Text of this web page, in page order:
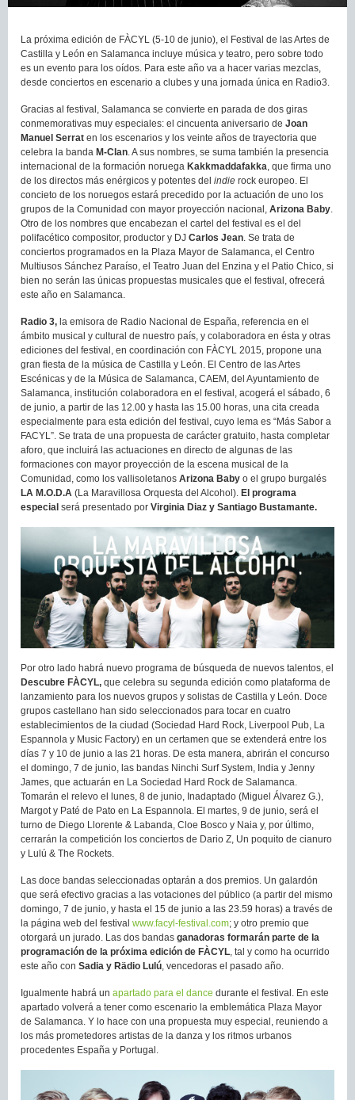
La próxima edición de FÀCYL (5-10 de junio), el Festival de las Artes de
Castilla y León en Salamanca incluye música y teatro, pero sobre todo
es un evento para los oídos. Para este año va a hacer varias mezclas,
desde conciertos en escenario a clubes y una jornada única en Radio3.
Gracias al festival, Salamanca se convierte en parada de dos giras
conmemorativas muy especiales: el cincuenta aniversario de Joan
Manuel Serrat en los escenarios y los veinte años de trayectoria que
celebra la banda M-Clan . A sus nombres, se suma también la presencia
internacional de la formación noruega Kakkmaddafakka , que firma uno
de los directos más enérgicos y potentes del indie rock europeo. El
concieto de los noruegos estará precedido por la actuación de uno los
grupos de la Comunidad con mayor proyección nacional, Arizona Baby
Otro de los nombres que encabezan el cartel del festival es el del
polifacético compositor, productor y DJ Carlos Jean . Se trata de
conciertos programados en la Plaza Mayor de Salamanca, el Centro
Multiusos Sánchez Paraíso, el Teatro Juan del Enzina y el Patio Chico, si
bien no serán las únicas propuestas musicales que el festival, ofrecerá
este año en Salamanca.
Radio 3, la emisora de Radio Nacional de España, referencia en el
ámbito musical y cultural de nuestro país, y colaboradora en ésta y otras
ediciones del festival, en coordinación con FÀCYL 2015, propone una
gran fiesta de la música de Castilla y León. El Centro de las Artes
Escénicas y de la Música de Salamanca, CAEM, del Ayuntamiento de
Salamanca, institución colaboradora en el festival, acogerá el sábado, 6
de junio, a partir de las 12.00 y hasta las 15.00 horas, una cita creada
especialmente para esta edición del festival, cuyo lema es “Más Sabor a
FACYL”. Se trata de una propuesta de carácter gratuito, hasta completar
aforo, que incluirá las actuaciones en directo de algunas de las
formaciones con mayor proyección de la escena musical de la
Comunidad, como los vallisoletanos Arizona Baby o el grupo burgalés
LA M.O.D.A (La Maravillosa Orquesta del Alcohol). El programa
especial será presentado por Virginia Diaz y Santiago Bustamante.
Por otro lado habrá nuevo programa de búsqueda de nuevos talentos, el
Descubre FÀCYL, que celebra su segunda edición como plataforma de
lanzamiento para los nuevos grupos y solistas de Castilla y León. Doce
grupos castellano han sido seleccionados para tocar en cuatro
establecimientos de la ciudad (Sociedad Hard Rock, Liverpool Pub, La
Espannola y Music Factory) en un certamen que se extenderá entre los
días 7 y 10 de junio a las 21 horas. De esta manera, abrirán el concurso
el domingo, 7 de junio, las bandas Ninchi Surf System, India y Jenny
James, que actuarán en La Sociedad Hard Rock de Salamanca.
Tomarán el relevo el lunes, 8 de junio, Inadaptado (Miguel Álvarez G.),
Margot y Paté de Pato en La Espannola. El martes, 9 de junio, será el
turno de Diego Llorente & Labanda, Cloe Bosco y Naia y, por último,
cerrarán la competición los conciertos de Dario Z, Un poquito de cianuro
y Lulú & The Rockets.
Las doce bandas seleccionadas optarán a dos premios. Un galardón
que será efectivo gracias a las votaciones del público (a partir del mismo
domingo, 7 de junio, y hasta el 15 de junio a las 23.59 horas) a través de
la página web del festival www.facyl-festival.com; y otro premio que
otorgará un jurado. Las dos bandas ganadoras formarán parte de la
programación de la próxima edición de FÀCYL, tal y como ha ocurrido
este año con Sadia y Rädio Lulú, vencedoras el pasado año.
Igualmente habrá un apartado para el dance durante el festival. En este
apartado volverá a tener como escenario la emblemática Plaza Mayor
de Salamanca. Y lo hace con una propuesta muy especial, reuniendo a
los más prometedores artistas de la danza y los ritmos urbanos
procedentes España y Portugal.